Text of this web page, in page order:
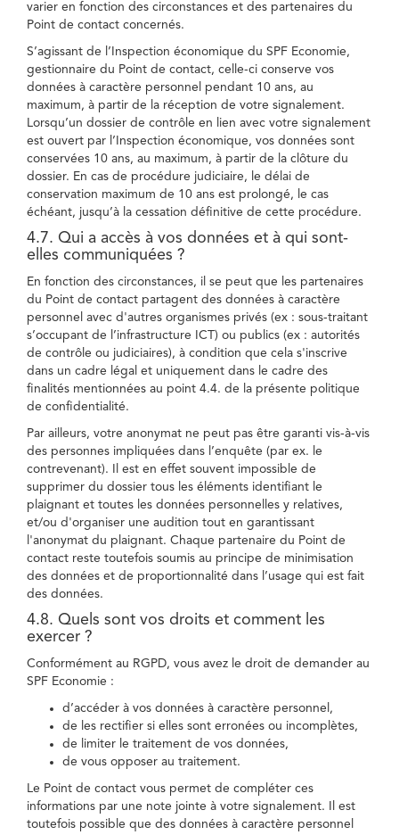
varier en fonction des circonstances et des partenaires du
Point de contact concernés.
S’agissant de l’Inspection économique du SPF Economie,
gestionnaire du Point de contact, celle-ci conserve vos
données à caractère personnel pendant 10 ans, au
maximum, à partir de la réception de votre signalement.
Lorsqu’un dossier de contrôle en lien avec votre signalement
est ouvert par l’Inspection économique, vos données sont
conservées 10 ans, au maximum, à partir de la clôture du
dossier. En cas de procédure judiciaire, le délai de
conservation maximum de 10 ans est prolongé, le cas
échéant, jusqu’à la cessation définitive de cette procédure.
4.7. Qui a accès à vos données et à qui sont-
elles communiquées ?
En fonction des circonstances, il se peut que les partenaires
du Point de contact partagent des données à caractère
personnel avec d'autres organismes privés (ex : sous-traitant
s’occupant de l’infrastructure ICT) ou publics (ex : autorités
de contrôle ou judiciaires), à condition que cela s'inscrive
dans un cadre légal et uniquement dans le cadre des
finalités mentionnées au point 4.4. de la présente politique
de confidentialité.
Par ailleurs, votre anonymat ne peut pas être garanti vis-à-vis
des personnes impliquées dans l’enquête (par ex. le
contrevenant). Il est en effet souvent impossible de
supprimer du dossier tous les éléments identifiant le
plaignant et toutes les données personnelles y relatives,
et/ou d'organiser une audition tout en garantissant
l'anonymat du plaignant. Chaque partenaire du Point de
contact reste toutefois soumis au principe de minimisation
des données et de proportionnalité dans l’usage qui est fait
des données.
4.8. Quels sont vos droits et comment les
exercer ?
Conformément au RGPD, vous avez le droit de demander au
SPF Economie :
d’accéder à vos données à caractère personnel,
de les rectifier si elles sont erronées ou incomplètes,
de limiter le traitement de vos données,
de vous opposer au traitement.
Le Point de contact vous permet de compléter ces
informations par une note jointe à votre signalement. Il est
toutefois possible que des données à caractère personnel